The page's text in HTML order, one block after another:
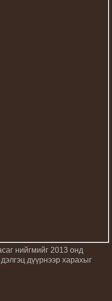
нийгмийг 2013 онд
дүүрнээр харахыг